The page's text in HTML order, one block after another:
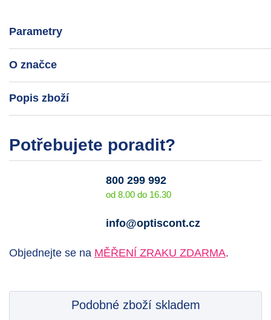
Parametry
O značce
Popis zboží
Potřebujete poradit?
800 299 992
od 8.00 do 16.30
info@optiscont.cz
Objednejte se na MĚŘENÍ ZRAKU ZDARMA.
Podobné zboží skladem